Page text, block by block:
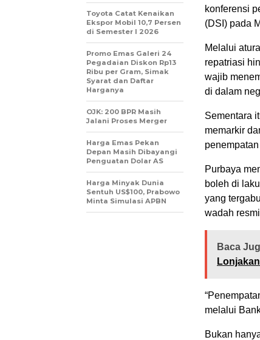
konferensi
(DSI) pada
Melalui
repatriasi
wajib
di dalam
Sementara
memarkir
Purbaya
boleh di
yang
wadah
Baca
melalui
Bukan
Toyota Catat Kenaikan
Ekspor Mobil 10,7 Persen
di Semester I 2026
Promo Emas Galeri 24
Pegadaian Diskon Rp13
Ribu per Gram, Simak
Syarat dan Daftar
Harganya
OJK: 200 BPR Masih
Jalani Proses Merger
Harga Emas Pekan
Depan Masih Dibayangi
Penguatan Dolar AS
Harga Minyak Dunia
Sentuh US$100, Prabowo
Minta Simulasi APBN